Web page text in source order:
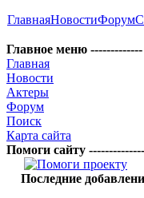
ГлавнаяНовостиФорум
Главное меню -------------
Главная
Новости
Актеры
Форум
Поиск
Карта сайта
Помоги сайту --------------
Последние